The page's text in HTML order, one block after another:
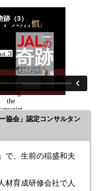
協会」認定コンサルタン
で、生前の稲盛和夫
材育成研修会社で人